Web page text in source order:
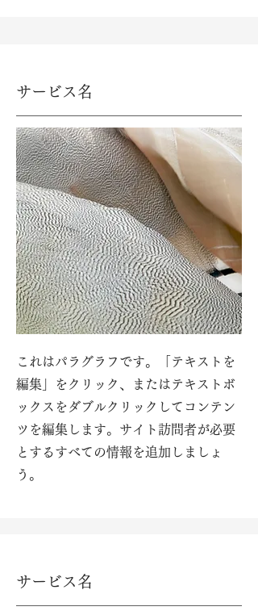
サービス名
これはパラグラフです。「テキストを
編集」をクリック、またはテキストボ
ックスをダブルクリックしてコンテン
ツを編集します。サイト訪問者が必要
とするすべての情報を追加しましょ
う。
サービス名